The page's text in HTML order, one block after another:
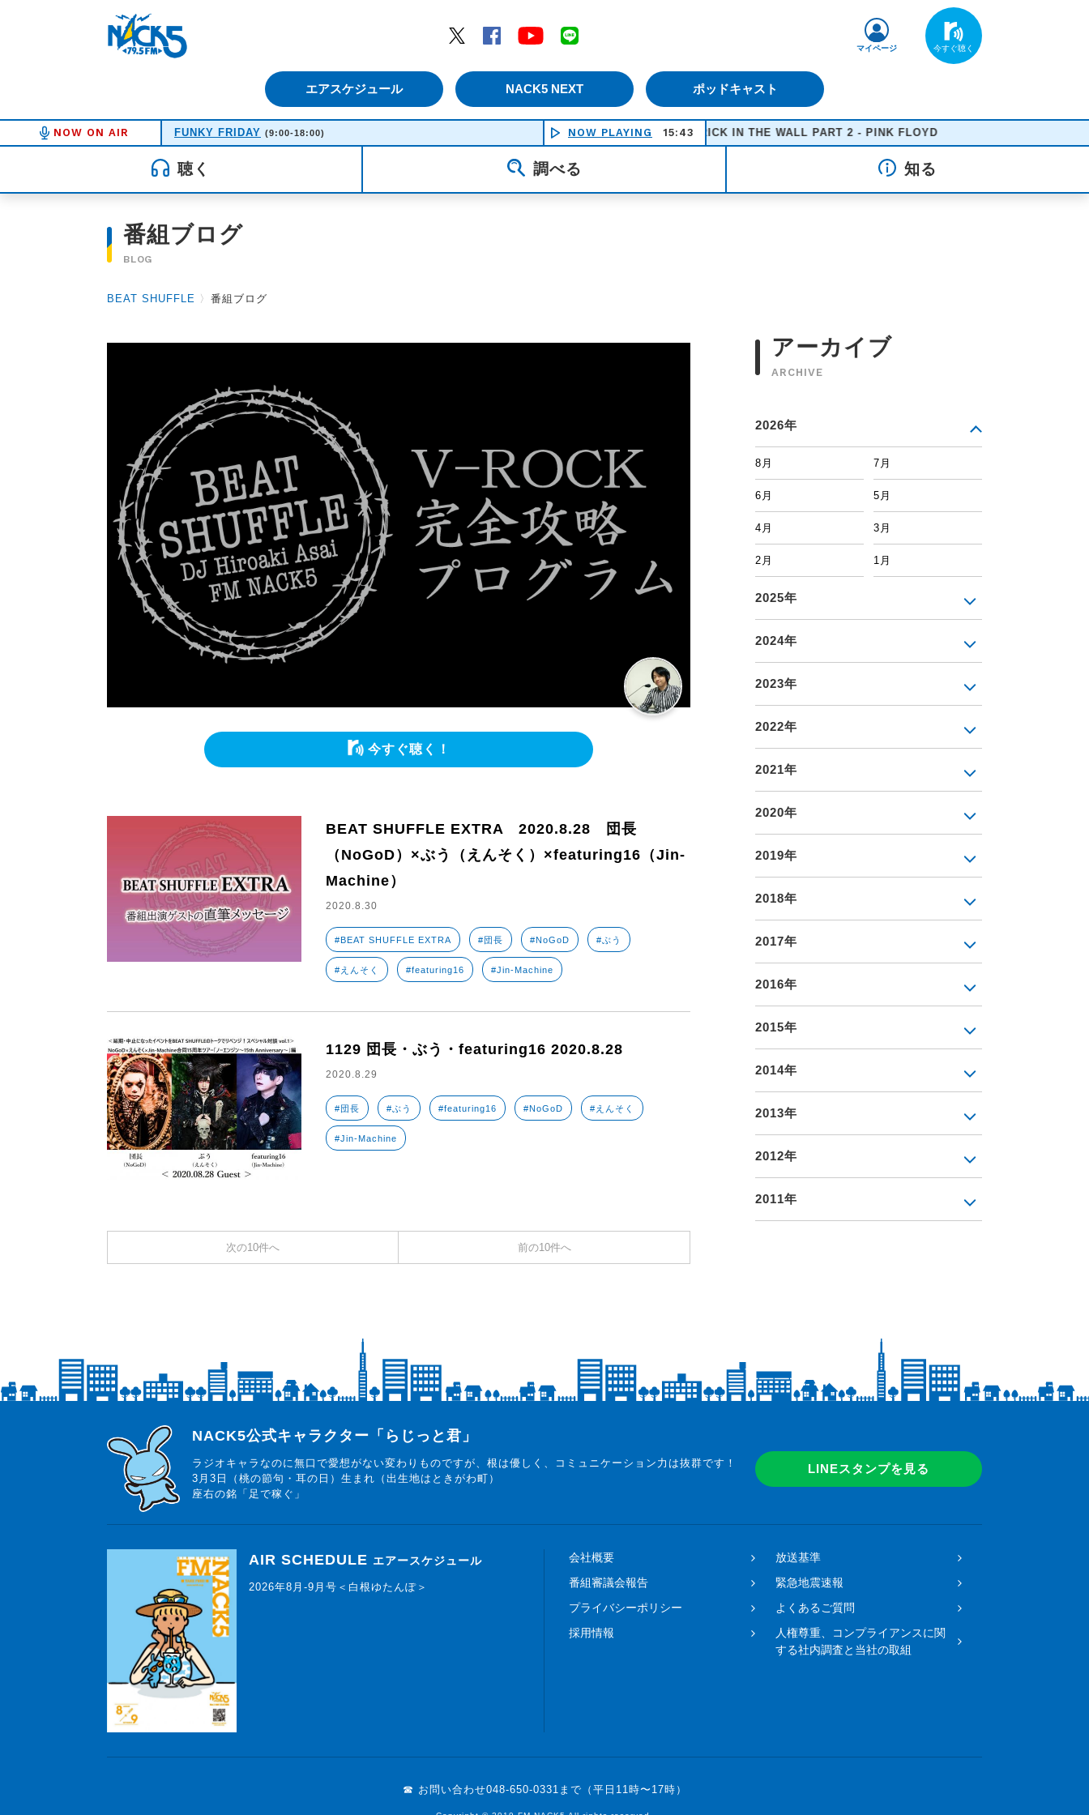
Twitter
Facebook YouTube
エアスケジュール NACK5 NEXT ポッドキャスト
マイページ
NOW ON AIR FUNKY FRIDAY (9:00-18:00) NOW PLAYING 15:43
ANOTHER BRICK IN THE WALL PART 2 - PINK FLOYD
聴く 調べる 知る
番組ブログ
BLOG
BEAT SHUFFLE 〉 番組ブログ
今すぐ聴く！
BEAT SHUFFLE EXTRA 2020.8.28 団長
（NoGoD）×ぶう（えんそく）×featuring16（Jin-
Machine）
2020.8.30
#BEAT SHUFFLE EXTRA #団長 #NoGoD #ぶう
#えんそく #featuring16 #Jin-Machine
1129 団長・ぶう・featuring16 2020.8.28
2020.8.29
#団長 #ぶう #featuring16 #NoGoD #えんそく
#Jin-Machine
次の10件へ 前の10件へ
アーカイブ
ARCHIVE
2026年
8月 7月
6月 5月
4月 3月
2月 1月
2025年
2024年
2023年
2022年
2021年
2020年
2019年
2018年
2017年
2016年
2015年
2014年
2013年
2012年
2011年
らじっと君
NACK5公式キャラクター「らじっと君」
ラジオキャラなのに無口で愛想がない変わりものですが、根は優しく、コミュニケーション力は抜群です！
3月3日（桃の節句・耳の日）生まれ（出生地はときがわ町）
座右の銘「足で稼ぐ」
LINEスタンプを見る
AIR SCHEDULE エアースケジュール
2026年8月-9月号＜白根ゆたんぽ＞
会社概要
放送基準
番組審議会報告
緊急地震速報
プライバシーポリシー
よくあるご質問
採用情報
人権尊重、コンプライアンスに関
する社内調査と当社の取組
☎ お問い合わせ048-650-0331まで（平日11時〜17時）